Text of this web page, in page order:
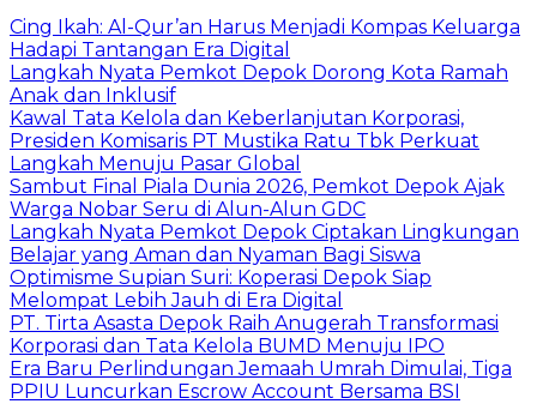
Cing Ikah: Al-Qur’an Harus Menjadi Kompas Keluarga
Hadapi Tantangan Era Digital
Langkah Nyata Pemkot Depok Dorong Kota Ramah
Anak dan Inklusif
Kawal Tata Kelola dan Keberlanjutan Korporasi,
Presiden Komisaris PT Mustika Ratu Tbk Perkuat
Langkah Menuju Pasar Global
Sambut Final Piala Dunia 2026, Pemkot Depok Ajak
Warga Nobar Seru di Alun-Alun GDC
Langkah Nyata Pemkot Depok Ciptakan Lingkungan
Belajar yang Aman dan Nyaman Bagi Siswa
Optimisme Supian Suri: Koperasi Depok Siap
Melompat Lebih Jauh di Era Digital
PT. Tirta Asasta Depok Raih Anugerah Transformasi
Korporasi dan Tata Kelola BUMD Menuju IPO
Era Baru Perlindungan Jemaah Umrah Dimulai, Tiga
PPIU Luncurkan Escrow Account Bersama BSI